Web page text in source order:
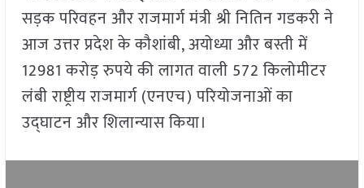
सड़क परिवहन और राजमार्ग मंत्री श्री नितिन गडकरी ने
आज उत्तर प्रदेश के कौशांबी, अयोध्या और बस्ती में
12981 करोड़ रुपये की लागत वाली 572 किलोमीटर
लंबी राष्ट्रीय राजमार्ग (एनएच) परियोजनाओं का
उद्घाटन और शिलान्यास किया।